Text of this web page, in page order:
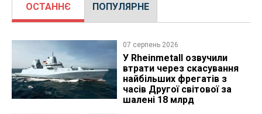
ОСТАННЄ ПОПУЛЯРНЕ
07 серпень 2026
У Rheinmetall озвучили
втрати через скасування
найбільших фрегатів з
часів Другої світової за
шалені 18 млрд